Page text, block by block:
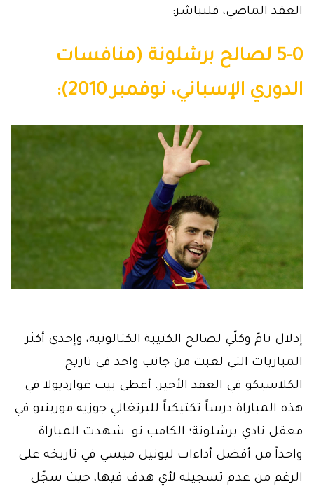
العقد الماضي، فلنباشر:
5-0 لصالح برشلونة (منافسات
الدوري الإسباني، نوفمبر 2010):
إذلال تامّ وكلّي لصالح الكتيبة الكتالونية، وإحدى أكثر
المباريات التي لعبت من جانب واحد في تاريخ
الكلاسيكو في العقد الأخير. أعطى بيب غوارديولا في
هذه المباراة درساً تكتيكياً للبرتغالي جوزيه مورينيو في
معقل نادي برشلونة؛ الكامب نو. شهدت المباراة
واحداً من أفضل أداءات ليونيل ميسي في تاريخه على
الرغم من عدم تسجيله لأي هدف فيها، حيث سجّل